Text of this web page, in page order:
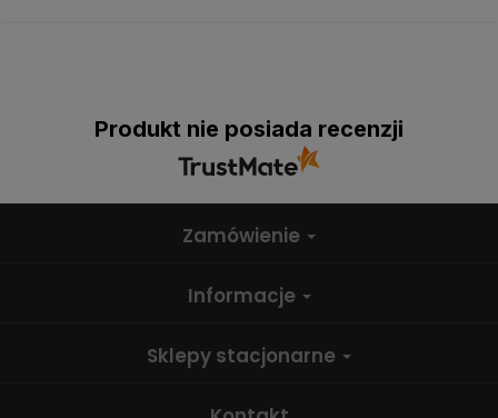
Produkt nie posiada recenzji
Zamówienie
Informacje
Sklepy stacjonarne